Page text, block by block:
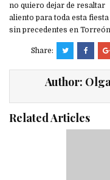
no quiero dejar de resaltar
aliento para toda esta
sin precedentes en
Share:
Author:
Related Articles